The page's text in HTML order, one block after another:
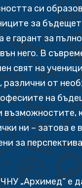
си
за
гарант за
него. В
свят на
различни от
на
възможностите,
ни – затова
за
„Архимед“ е